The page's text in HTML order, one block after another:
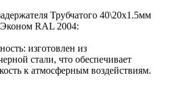
Трубчатого 40\20х1.5мм
RAL 2004:
изготовлен из
стали, что обеспечивает
к атмосферным воздействиям.